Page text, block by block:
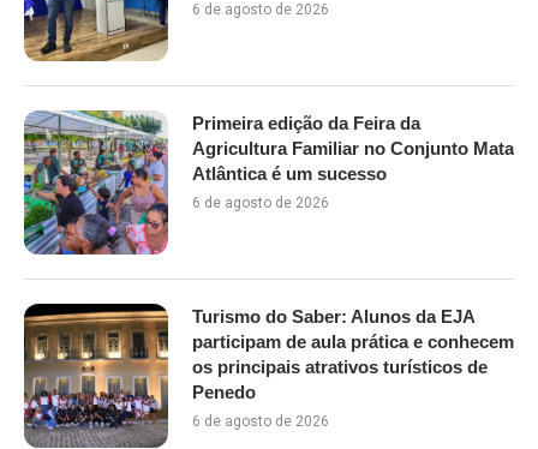
6 de agosto de 2026
Primeira edição da Feira da
Agricultura Familiar no Conjunto Mata
Atlântica é um sucesso
6 de agosto de 2026
Turismo do Saber: Alunos da EJA
participam de aula prática e conhecem
os principais atrativos turísticos de
Penedo
6 de agosto de 2026